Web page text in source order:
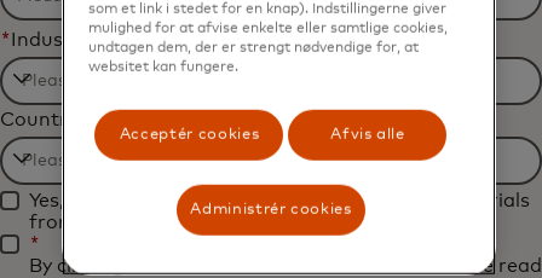
* Industry
Filtering
will
be
applied
after
3
Country
Filtering
will
be
applied
Yes, I would like to receive future marketing materials
from Mastercard.
*
By clicking the button below, I confirm that I have read
som et link i stedet for en knap). Indstillingerne giver
mulighed for at afvise enkelte eller samtlige cookies,
undtagen dem, der er strengt nødvendige for, at
websitet kan fungere.
Acceptér cookies Afvis alle
Administrér cookies